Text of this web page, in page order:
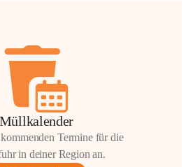
Müllkalender
Termine für die
in deiner Region an.